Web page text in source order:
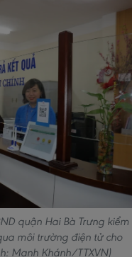
quận Hai Bà Trưng kiểm
môi trường điện tử cho
Mạnh Khánh/TTXVN)